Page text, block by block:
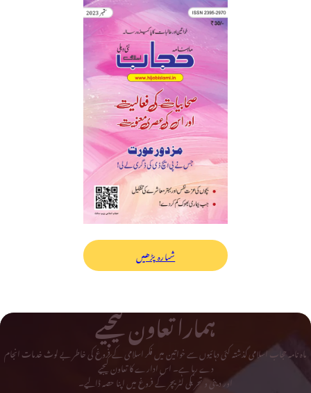
شمارہ پڑھیں
ہمارا تعاون کیجیے
ماہ نامہ حجاب اسلامی گذشتہ کئی دہائیوں سے خواتین میں فکر اسلامی کے فروغ کی خاطر بے لوث خدمات انجام
دے رہا ہے۔ اس ادارے کا تعاون کیجیے
اور دینی و تحریکی لٹریچر کے فروغ میں اپنا حصہ ڈالیے۔